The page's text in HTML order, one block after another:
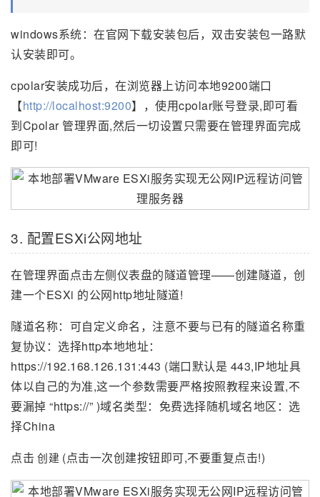
windows系统：在官网下载安装包后，双击安装包一路默
认安装即可。
cpolar安装成功后，在浏览器上访问本地9200端口
【http://localhost:9200】，使用cpolar账号登录,即可看
到Cpolar 管理界面,然后一切设置只需要在管理界面完成
即可!
3. 配置ESXi公网地址
在管理界面点击左侧仪表盘的隧道管理——创建隧道，创
建一个ESXi 的公网http地址隧道!
隧道名称：可自定义命名，注意不要与已有的隧道名称重
复协议：选择http本地地址：
https://192.168.126.131:443 (端口默认是 443,IP地址具
体以自己的为准,这一个参数需要严格按照教程来设置,不
要漏掉 “https://” )域名类型：免费选择随机域名地区：选
择China
点击 创建 (点击一次创建按钮即可,不要重复点击!)